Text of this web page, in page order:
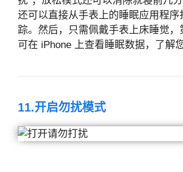
还可以直接从手表上的睡眠应用程序
踪。然后，只需佩戴手表上床睡觉，
可在 iPhone 上查看睡眠数据，了解
11.开启勿扰模式